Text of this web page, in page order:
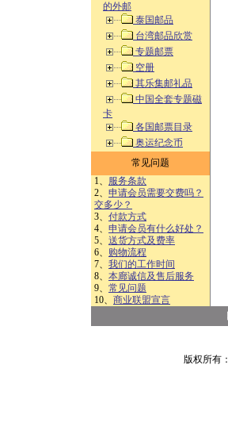
的外邮
泰国邮品
台湾邮品欣赏
专题邮票
空册
其乐集邮礼品
中国全套专题磁
卡
各国邮票目录
奥运纪念币
常见问题
1、 服务条款
2、 申请会员需要交费吗？
交多少？
3、 付款方式
4、 申请会员有什么好处？
5、 送货方式及费率
6、 购物流程
7、 我们的工作时间
8、 本廊诚信及售后服务
9、 常见问题
10、 商业联盟宣言
版权所有